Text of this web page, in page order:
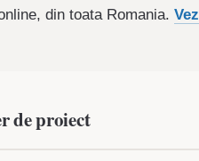
din toata Romania.
de proiect